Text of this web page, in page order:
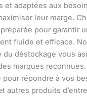
et adaptées aux
leur marge.
pour garantir
fluide et efficace.
du déstockage vous
marques
pour répondre à vos
autres produits